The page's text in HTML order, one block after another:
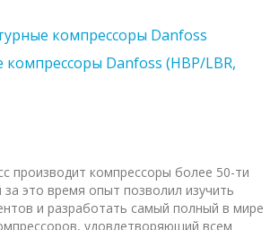
компрессоры Danfoss
Danfoss (HBP/LBR,
производит компрессоры более 50-ти
это время опыт позволил изучить
и разработать самый полный в мире
удовлетворяющий всем